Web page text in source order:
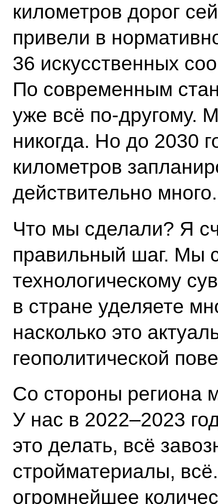
километров дорог
привели в
36 искусственных
По современным
уже всё по-другому.
никогда. Но до 2030
километров
действительно много.
Что мы сделали? Я
правильный шаг. Мы
технологическому
в стране уделяете
насколько это
геополитической
Со стороны региона
У нас в 2022–2023
это делать, всё
стройматериалы,
огромнейшее